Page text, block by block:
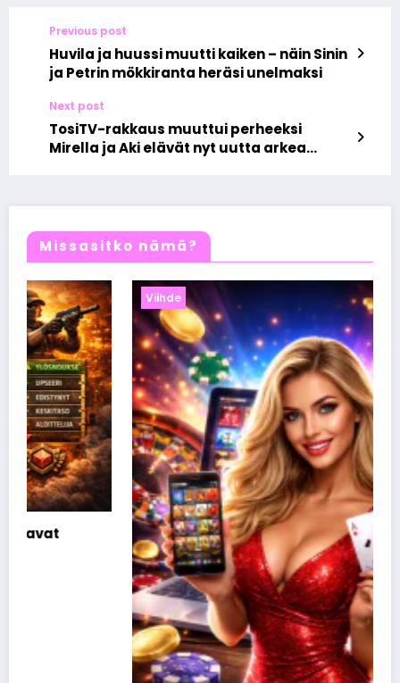
Previous post
Huvila ja huussi muutti kaiken – näin Sinin
ja Petrin mökkiranta heräsi unelmaksi
Next post
TosiTV-rakkaus muuttui perheeksi
Mirella ja Aki elävät nyt uutta arkea
Missasitko nämä?
Viihde